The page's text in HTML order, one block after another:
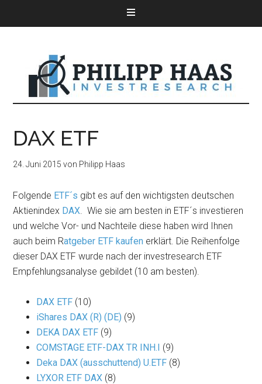
DAX ETF
24. Juni 2015 von Philipp Haas
Folgende ETF´s gibt es auf den wichtigsten deutschen
Aktienindex DAX. Wie sie am besten in ETF´s investieren
und welche Vor- und Nachteile diese haben wird Ihnen
auch beim Ratgeber ETF kaufen erklärt. Die Reihenfolge
dieser DAX ETF wurde nach der investresearch ETF
Empfehlungsanalyse gebildet (10 am besten).
DAX ETF (10)
iShares DAX (R) (DE) (9)
DEKA DAX ETF (9)
COMSTAGE ETF-DAX TR INH.I (9)
Deka DAX (ausschuttend) U.ETF (8)
LYXOR ETF DAX (8)